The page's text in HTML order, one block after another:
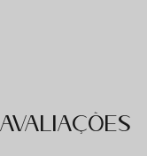
Avaliações